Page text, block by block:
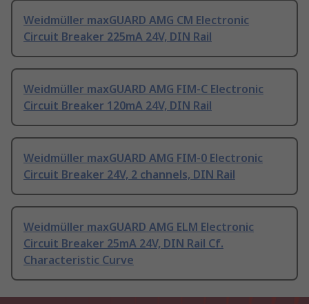
Weidmüller maxGUARD AMG CM Electronic
Circuit Breaker 225mA 24V, DIN Rail
Weidmüller maxGUARD AMG FIM-C Electronic
Circuit Breaker 120mA 24V, DIN Rail
Weidmüller maxGUARD AMG FIM-0 Electronic
Circuit Breaker 24V, 2 channels, DIN Rail
Weidmüller maxGUARD AMG ELM Electronic
Circuit Breaker 25mA 24V, DIN Rail Cf.
Characteristic Curve